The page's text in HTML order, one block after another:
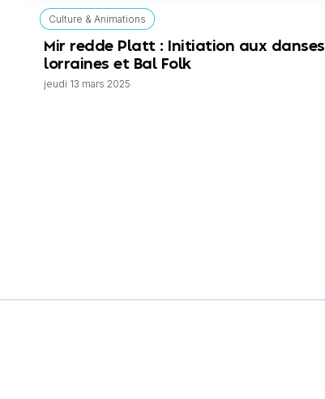
Culture & Animations
Mir redde Platt : Initiation aux danses
lorraines et Bal Folk
jeudi 13 mars 2025